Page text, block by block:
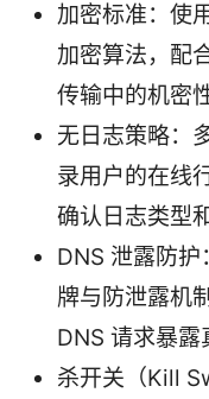
加密标准：使
加密算法，配
传输中的机密
无日志策略：
录用户的在线
确认日志类型
DNS 泄露防
牌与防泄露机
DNS 请求暴露
杀开关（Kill